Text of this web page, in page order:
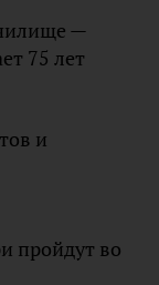
—
75 лет
и
пройдут во